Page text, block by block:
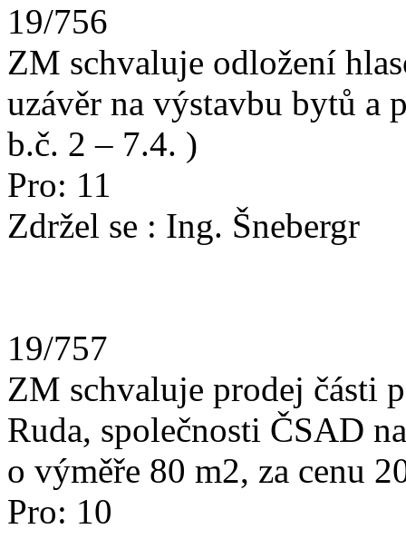
19/756
ZM schvaluje odložení
uzávěr na výstavbu bytů a
b.č. 2 – 7.4. )
Pro: 11
Zdržel se : Ing. Šnebergr
19/757
ZM schvaluje prodej části
Ruda, společnosti ČSAD
o výměře 80 m2, za cenu
Pro: 10